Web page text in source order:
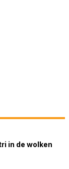
in de wolken